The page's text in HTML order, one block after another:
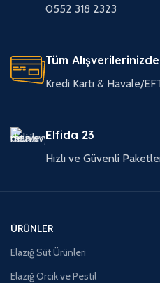
0552 318 2323
Tüm Alışverilerinizde
Kredi Kartı & Havale/
Elfida 23
Hızlı ve Güvenli
ÜRÜNLER
Elazığ Süt Ürünleri
Elazığ Orcik ve Pestil